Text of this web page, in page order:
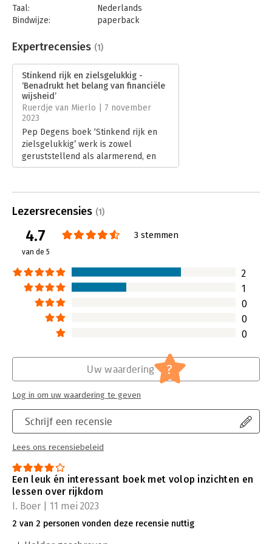
Taal:
Nederlands
Bindwijze:
paperback
Uitgever:
AnderZ
Verschijningsdatum:
19-5-2022
Hoofdrubriek: Psychologie
Expertrecensies (1)
Stinkend rijk en zielsgelukkig -
‘Benadrukt het belang van financiële
wijsheid’
Ruerdje van Mierlo | 7 november
2023
Pep Degens boek ‘Stinkend rijk en
zielsgelukkig’ werk is zowel
geruststellend als alarmerend, en
benadrukt het belang van financiële
tussen rijkdom, geluk en
persoonlijke groei.
Lees verder
Lezersrecensies (1)
4.7
van de 5
3 stemmen
2
1
0
0
0
Schrijf een recensie
Lees ons recensiebeleid
Uw waardering ?
Log in om uw waardering te geven
Een leuk én interessant boek met volop inzichten en
lessen over rijkdom
I. Boer | 11 mei 2023
2 van 2 personen vonden deze recensie nuttig